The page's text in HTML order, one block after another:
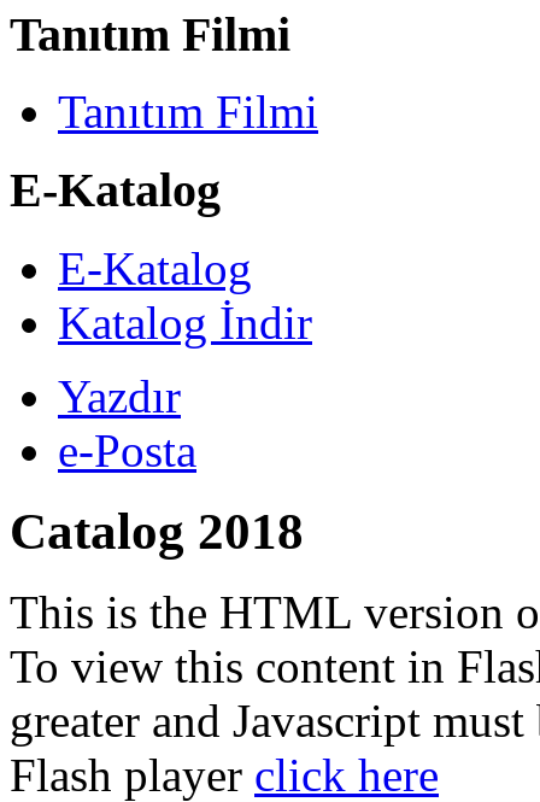
Tanıtım Filmi
Tanıtım Filmi
E-Katalog
E-Katalog
Katalog İndir
Yazdır
e-Posta
Catalog 2018
This is the HTML version
To view this content in
greater and Javascript
Flash player click here